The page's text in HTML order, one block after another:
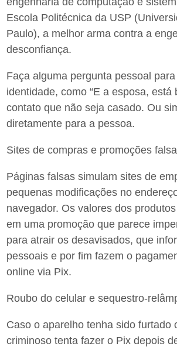
Escola Politécnica da USP
Paulo), a melhor arma contra a
desconfiança.
Faça alguma pergunta pessoal
identidade, como “E a esposa, está
contato que não seja casado. Ou
diretamente para a pessoa.
Sites de compras e promoções
Páginas falsas simulam sites de
pequenas modificações no
navegador. Os valores dos
em uma promoção que parece
para atrair os desavisados, que
pessoais e por fim fazem o
online via Pix.
Roubo do celular e sequestro-
Caso o aparelho tenha sido furtado
criminoso tenta fazer o Pix depois